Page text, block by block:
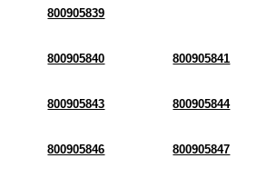
800905839
800905840 800905841
800905843 800905844
800905846 800905847